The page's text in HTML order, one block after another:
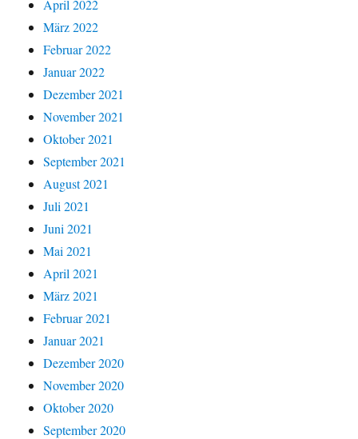
April 2022
März 2022
Februar 2022
Januar 2022
Dezember 2021
November 2021
Oktober 2021
September 2021
August 2021
Juli 2021
Juni 2021
Mai 2021
April 2021
März 2021
Februar 2021
Januar 2021
Dezember 2020
November 2020
Oktober 2020
September 2020